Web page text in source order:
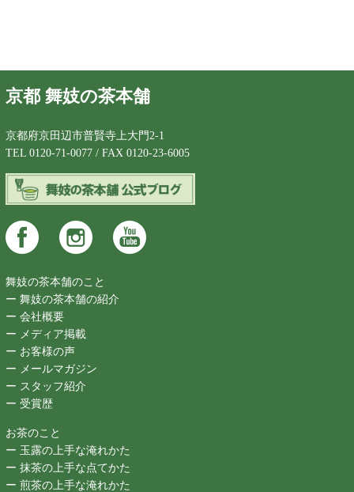
京都 舞妓の茶本舗
京都府京田辺市普賢寺上大門2-1
TEL 0120-71-0077 / FAX 0120-23-6005
舞妓の茶本舗のこと
ー 舞妓の茶本舗の紹介
ー 会社概要
ー メディア掲載
ー お客様の声
ー メールマガジン
ー スタッフ紹介
ー 受賞歴
お茶のこと
ー 玉露の上手な淹れかた
ー 抹茶の上手な点てかた
ー 煎茶の上手な淹れかた